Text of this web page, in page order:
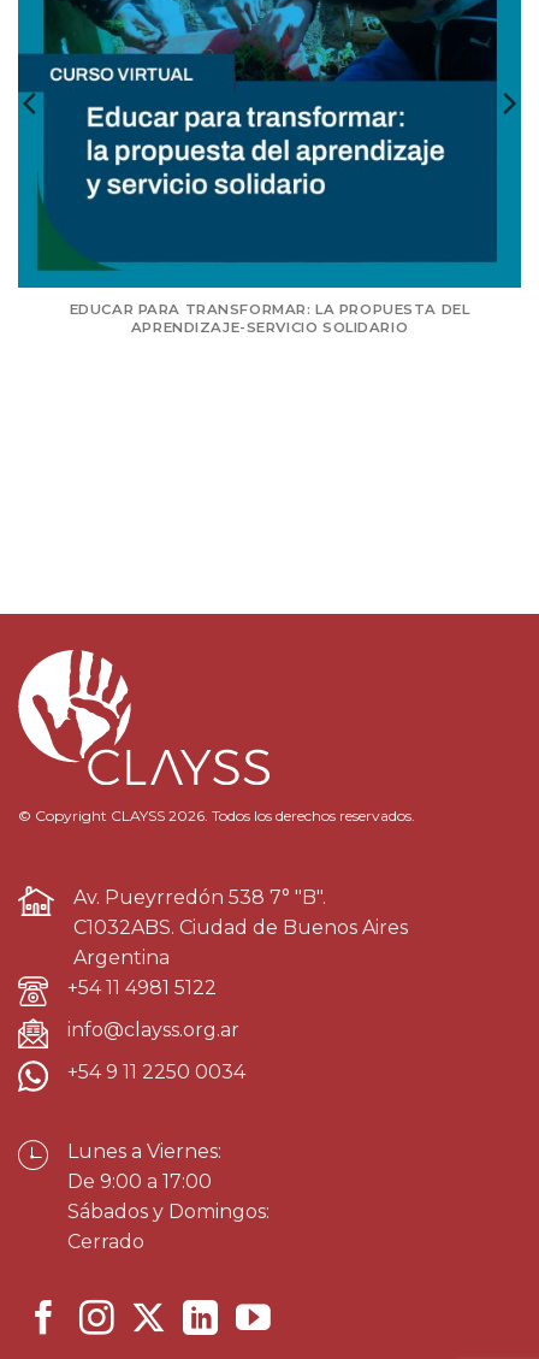
LA PROPUESTA DEL
SERVICIO SOLIDARIO
ITINERARIOS PARA
DISEÑO DE
© Copyright CLAYSS 2026. Todos los derechos reservados.
Av. Pueyrredón 538 7° "B".
C1032ABS. Ciudad de Buenos Aires
Argentina
+54 11 4981 5122
info@clayss.org.ar
+54 9 11 2250 0034
Lunes a Viernes:
De 9:00 a 17:00
Sábados y Domingos:
Cerrado